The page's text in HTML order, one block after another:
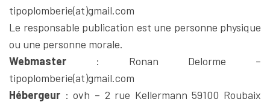
tipoplomberie(at)gmail.com
Le responsable publication est une personne physique
ou une personne morale.
Webmaster
: Ronan Delorme –
tipoplomberie(at)gmail.com
Hébergeur : ovh – 2 rue Kellermann 59100 Roubaix